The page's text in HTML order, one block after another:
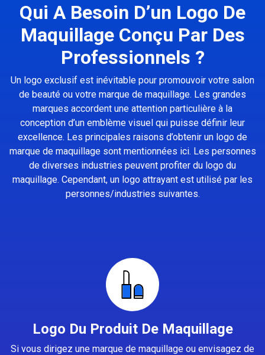
Qui A Besoin D’un Logo De
Maquillage Conçu Par Des
Professionnels ?
Un logo exclusif est inévitable pour promouvoir votre salon
de beauté ou votre marque de maquillage. Les grandes
marques accordent une attention particulière à la
conception d’un emblème visuel qui puisse définir leur
excellence. Les principales raisons d’obtenir un logo de
marque de maquillage sont mentionnées ici. Les personnes
de diverses industries peuvent profiter du logo du
maquillage. Cependant, un logo attrayant est utilisé par les
personnes/industries suivantes.
Logo Du Produit De Maquillage
Si vous dirigez une marque de maquillage ou envisagez de